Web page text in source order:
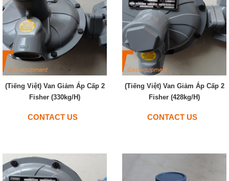
(Tiếng Việt) Van Giảm Áp Cấp 2
Fisher (330kg/h)
CONTACT US
(Tiếng Việt) Van Giảm Áp Cấp 2
Fisher (428kg/h)
CONTACT US